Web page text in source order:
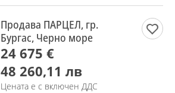
Продава ПАРЦЕЛ, гр.
Бургас, Черно море
24 675 €
48 260,11 лв
Цената е с включен ДДС